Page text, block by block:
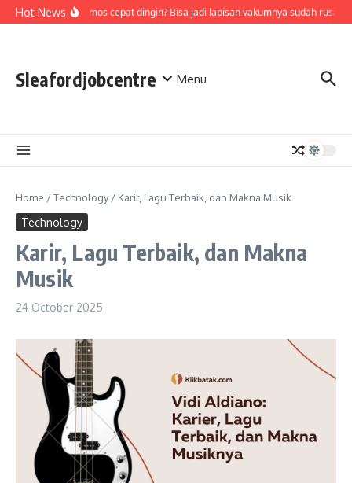
Skip to content
Hot NewsAir di termos cepat dingin? Bisa jadi lapisan vakumnya sudah rusak,
Sleafordjobcentre Menu
Home /Technology/ Karir, Lagu Terbaik, dan Makna Musik
Technology
Karir, Lagu Terbaik, dan Makna
Musik
24 October 2025